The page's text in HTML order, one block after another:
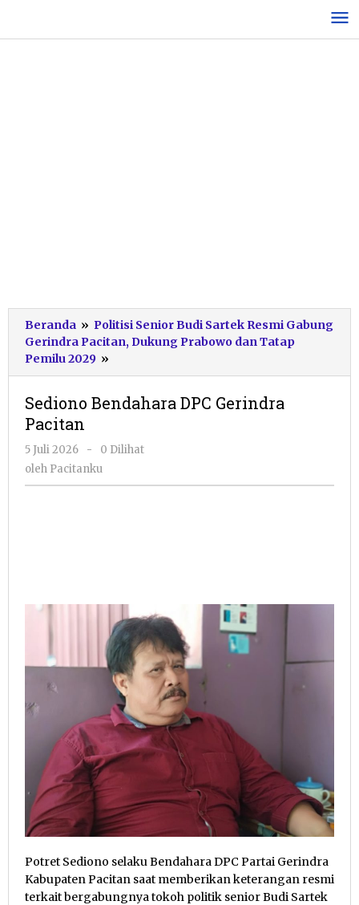
konten
Beranda » Politisi Senior Budi Sartek Resmi Gabung
Gerindra Pacitan, Dukung Prabowo dan Tatap
Pemilu 2029 »
Bendahara
Gerindra
Sediono Bendahara DPC Gerindra
Pacitan
5 Juli 2026
oleh
Pacitanku
-
0 Dilihat
oleh Pacitanku
Potret Sediono selaku Bendahara DPC Partai Gerindra
Kabupaten Pacitan saat memberikan keterangan resmi
terkait bergabungnya tokoh politik senior Budi Sartek